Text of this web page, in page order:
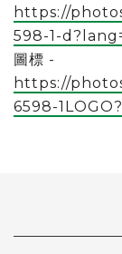
https://
598-1-
圖標 -
https://
6598-